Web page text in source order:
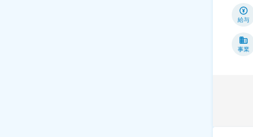
給与
事業